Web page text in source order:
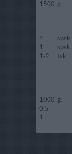
1500 g.
4
spsk.
1
spsk.
1-2
tsk.
1000 g.
0.5
1